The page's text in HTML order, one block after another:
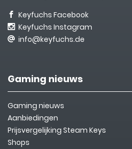
Keyfuchs Facebook
Keyfuchs Instagram
info@keyfuchs.de
Gaming nieuws
Gaming nieuws
Aanbiedingen
Prijsvergelijking Steam Keys
Shops